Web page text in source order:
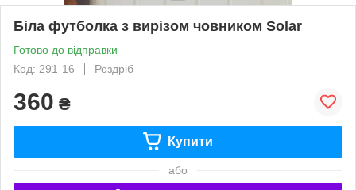
Біла футболка з вирізом човником Solar
Готово до відправки
Код: 291-16
Роздріб
360 ₴
Купити
або